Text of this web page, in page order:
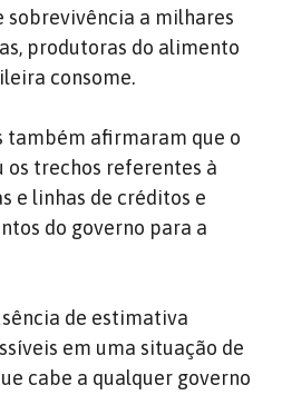
sobrevivência a milhares
produtoras do alimento
consome.
também afirmaram que o
trechos referentes à
e linhas de créditos e
do governo para a
de estimativa
em uma situação de
cabe a qualquer governo